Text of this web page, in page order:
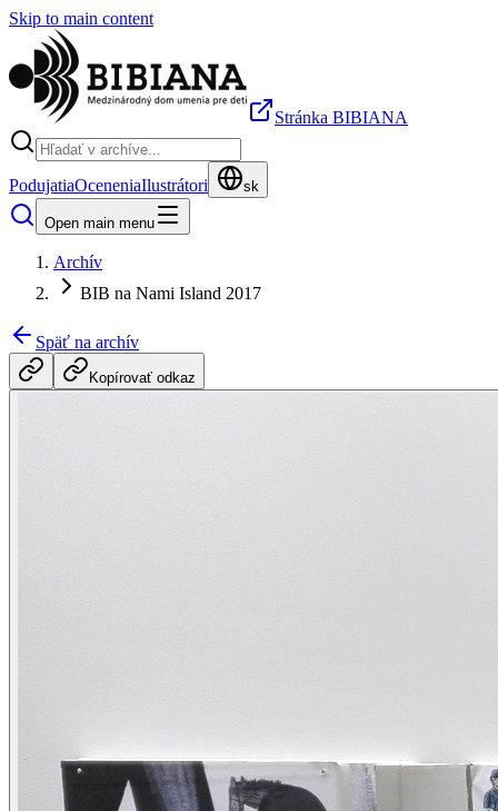
Skip to main content
Stránka BIBIANA
PodujatiaOceneniaIlustrátori sk
Open main menu
Archív
BIB na Nami Island 2017
Späť na archív
Kopírovať odkaz